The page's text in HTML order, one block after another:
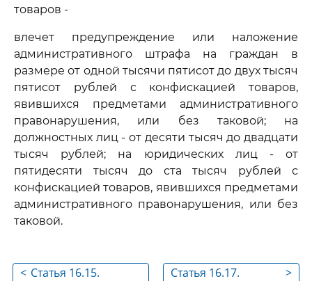
товаров -
влечет предупреждение или наложение
административного штрафа на граждан в
размере от одной тысячи пятисот до двух тысяч
пятисот рублей с конфискацией товаров,
явившихся предметами административного
правонарушения, или без таковой; на
должностных лиц - от десяти тысяч до двадцати
тысяч рублей; на юридических лиц - от
пятидесяти тысяч до ста тысяч рублей с
конфискацией товаров, явившихся предметами
административного правонарушения, или без
таковой.
< Статья 16.15.
>
Статья 16.17.